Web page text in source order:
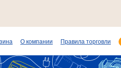
О компании Правила торговли